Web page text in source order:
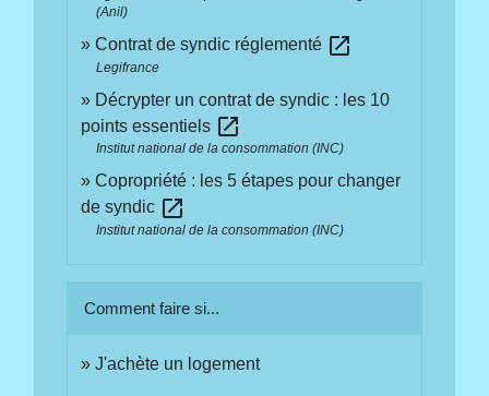
(Anil)
Contrat de syndic réglementé open_in_new
Legifrance
Décrypter un contrat de syndic : les 10
points essentiels open_in_new
Institut national de la consommation (INC)
Copropriété : les 5 étapes pour changer
de syndic open_in_new
Institut national de la consommation (INC)
Comment faire si...
J'achète un logement